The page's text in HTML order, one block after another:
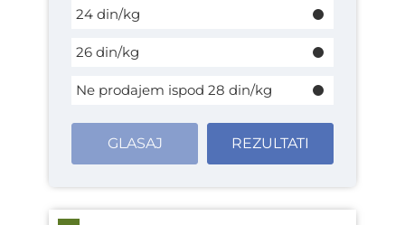
24 din/kg
26 din/kg
Ne prodajem ispod 28 din/kg
GLASAJ REZULTATI